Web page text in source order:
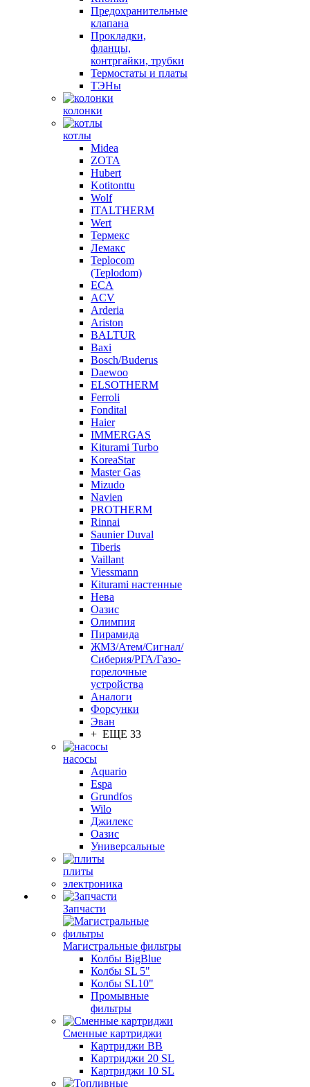
Предохранительные
клапана
Прокладки,
фланцы,
контргайки, трубки
Термостаты и платы
ТЭНы
колонки
котлы
Midea
ZOTA
Hubert
Kotitonttu
Wolf
ITALTHERM
Wert
Термекс
Лемакс
Teplocom
(Teplodom)
ECA
ACV
Arderia
Ariston
BALTUR
Baxi
Bosch/Buderus
Daewoo
ELSOTHERM
Ferroli
Fondital
Haier
IMMERGAS
Kiturami Turbo
KoreaStar
Master Gas
Mizudo
Navien
PROTHERM
Rinnai
Saunier Duval
Tiberis
Vaillant
Viessmann
Кiturami настенные
Нева
Оазис
Олимпия
Пирамида
ЖМЗ/Атем/Сигнал/
Сиберия/РГА/Газо-
горелочные
устройства
Aналоги
Форсунки
Эван
+ ЕЩЕ 33
насосы
Aquario
Espa
Grundfos
Wilo
Джилекс
Оазис
Универсальные
плиты
электроника
Запчасти
Магистральные фильтры
Колбы BigBlue
Колбы SL 5"
Колбы SL10"
Промывные
фильтры
Сменные картриджи
Картриджи BB
Картриджи 20 SL
Картриджи 10 SL